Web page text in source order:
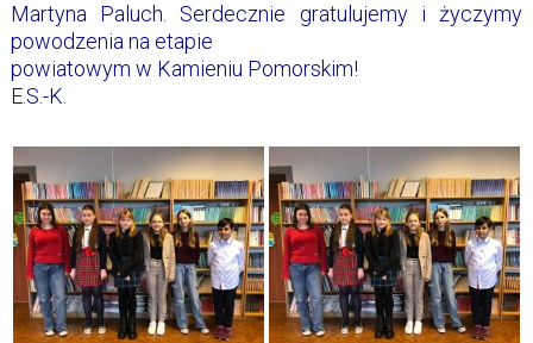
Martyna Paluch. Serdecznie gratulujemy i życzymy
powodzenia na etapie
powiatowym w Kamieniu Pomorskim!
E.S.-K.